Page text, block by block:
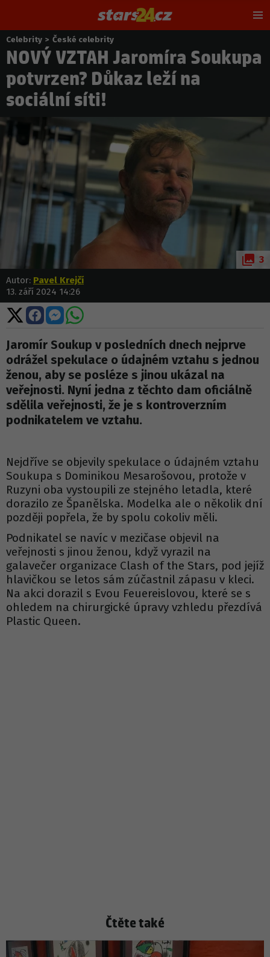
Nacházíte
se
zde:
Celebrity > České celebrity
NOVÝ VZTAH Jaromíra Soukupa
potvrzen? Důkaz leží na
sociální síti!
3
Autor: Pavel Krejčí
13. září 2024 14:26
Sdílet
na
X
Sdílet
na
Facebooku
Sdílet
na
Messengeru
Sdílet
WhatsApp
Jaromír Soukup v posledních dnech nejprve
odrážel spekulace o údajném vztahu s jednou
ženou, aby se posléze s jinou ukázal na
veřejnosti. Nyní jedna z těchto dam oficiálně
sdělila veřejnosti, že je s kontroverzním
podnikatelem ve vztahu.
Nejdříve se objevily spekulace o údajném vztahu
Soukupa s Dominikou Mesarošovou, protože v
Ruzyni oba vystoupili ze stejného letadla, které
dorazilo ze Španělska. Modelka ale o několik dní
později popřela, že by spolu cokoliv měli.
Podnikatel se navíc v mezičase objevil na
veřejnosti s jinou ženou, když vyrazil na
galavečer organizace Clash of the Stars, pod jejíž
hlavičkou se letos sám zúčastnil zápasu v kleci.
Na akci dorazil s Evou Feuereislovou, které se s
ohledem na chirurgické úpravy vzhledu přezdívá
Plastic Queen.
Čtěte také